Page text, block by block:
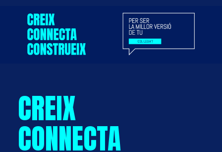
CREIX
CONNECTA